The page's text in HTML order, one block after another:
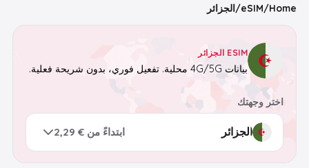
Home
/
eSIM
/الجزائر
ESIM الجزائر
بيانات 4G/5G محلية. تفعيل فوري، بدون شريحة فعلية.
اختر وجهتك
ابتداءً من € 2,29